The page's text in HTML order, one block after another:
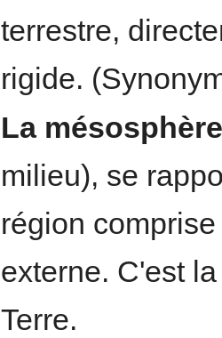
terrestre,
rigide.
La
milieu), se
région
externe. C'est
Terre.